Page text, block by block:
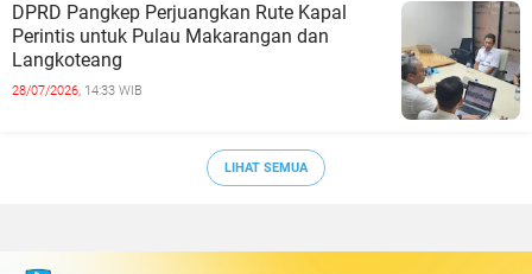
DPRD Pangkep Perjuangkan Rute Kapal
Perintis untuk Pulau Makarangan dan
Langkoteang
28/07/2026, 14:33 WIB
LIHAT SEMUA